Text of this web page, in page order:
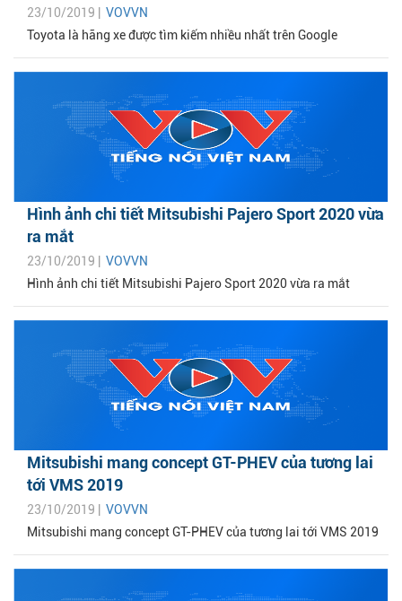
23/10/2019 | VOVVN
Toyota là hãng xe được tìm kiếm nhiều nhất trên Google
Hình ảnh chi tiết Mitsubishi Pajero Sport 2020 vừa
ra mắt
23/10/2019 | VOVVN
Hình ảnh chi tiết Mitsubishi Pajero Sport 2020 vừa ra mắt
Mitsubishi mang concept GT-PHEV của tương lai
tới VMS 2019
23/10/2019 | VOVVN
Mitsubishi mang concept GT-PHEV của tương lai tới VMS 2019